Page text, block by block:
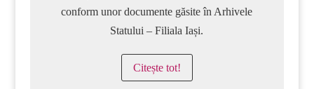
conform unor documente găsite în Arhivele
Statului – Filiala Iași.
Citește tot!